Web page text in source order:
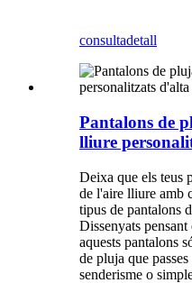
consultadetall
Pantalons de
lliure
Deixa que els teus
de l'aire lliure amb
tipus de pantalons
Dissenyats
aquests pantalons
de pluja que
senderisme o